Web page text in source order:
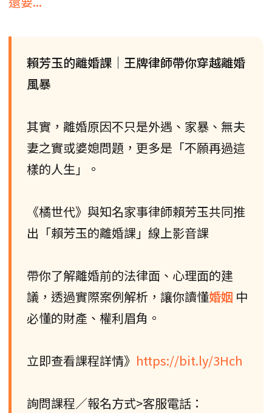
賴芳玉的離婚課｜王牌律師帶你穿越離婚
風暴
其實，離婚原因不只是外遇、家暴、無夫
妻之實或婆媳問題，更多是「不願再過這
樣的人生」。
《橘世代》與知名家事律師賴芳玉共同推
出「賴芳玉的離婚課」線上影音課
帶你了解離婚前的法律面、心理面的建
議，透過實際案例解析，讓你讀懂婚姻 中
必懂的財產、權利眉角。
立即查看課程詳情》 https://bit.ly/3Hch
詢問課程／報名方式>客服電話：